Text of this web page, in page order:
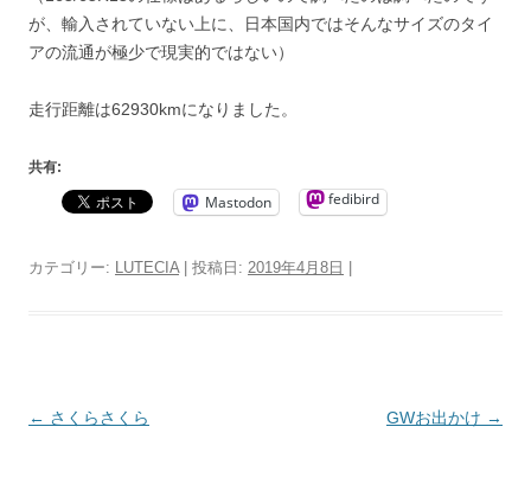
が、輸入されていない上に、日本国内ではそんなサイズのタイ
アの流通が極少で現実的ではない）
走行距離は62930kmになりました。
共有:
Mastodon fedibird
カテゴリー: LUTECIA | 投稿日: 2019年4月8日 |
投
← さくらさくら GWお出かけ →